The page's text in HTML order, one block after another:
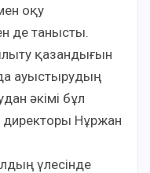
оқу
де танысты.
қазандығын
ауыстырудың
әкімі бұл
директоры Нұржан
үлесінде